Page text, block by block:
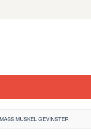
MUSKEL GEVINSTER